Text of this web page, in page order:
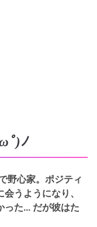
ﾟ)ﾉ
野心家。ポジティ
うようになり、
った... だが彼はた